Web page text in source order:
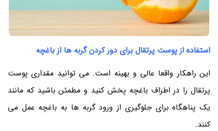
استفاده از پوست پرتقال برای دور کردن گربه ها از باغچه
این راهکار واقعا عالی و بهینه است. می توانید مقداری پوست
پرتقال را در اطراف باغچه پخش کنید و مطمئن باشید که مانند
یک پناهگاه برای جلوگیری از ورود گربه ها به باغچه عمل می
کنند.